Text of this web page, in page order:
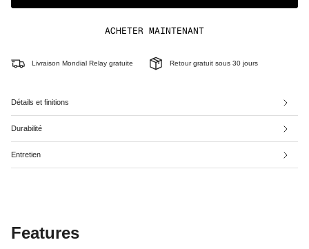
ACHETER MAINTENANT
Livraison Mondial Relay gratuite Retour gratuit sous 30 jours
Détails et finitions
Durabilité
Entretien
Features